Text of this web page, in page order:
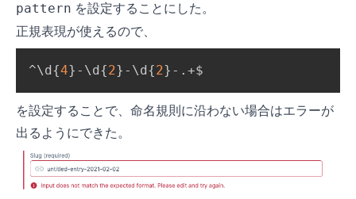
pattern を設定することにした。
正規表現が使えるので、
^\d{4} - \d{2} - \d{2} -.+$
を設定することで、命名規則に沿わない場合はエラーが
出るようにできた。